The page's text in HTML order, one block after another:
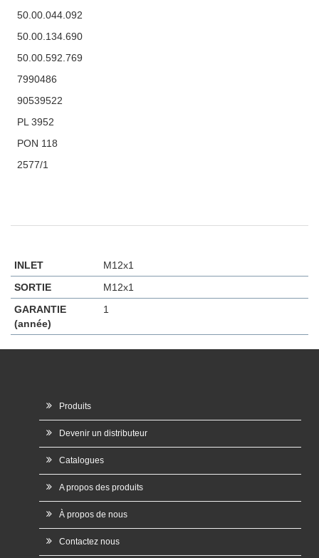
50.00.044.092
50.00.134.690
50.00.592.769
7990486
90539522
PL 3952
PON 118
2577/1
INLET
M12x1
SORTIE
M12x1
GARANTIE
(année)
1
Produits
Devenir un distributeur
Catalogues
A propos des produits
À propos de nous
Contactez nous